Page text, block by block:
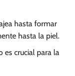
hasta formar
hasta la piel.
es crucial para la